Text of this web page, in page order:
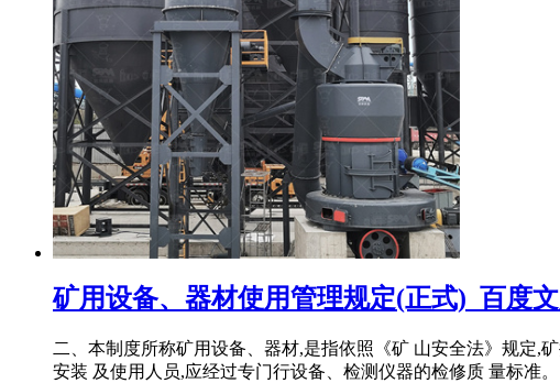
矿用设备、器材使用管理规定(正式)_百度
二、本制度所称矿用设备、器材,是指依照《矿 山安全法》规定,
安装 及使用人员,应经过专门行设备、检测仪器的检修质 量标准。